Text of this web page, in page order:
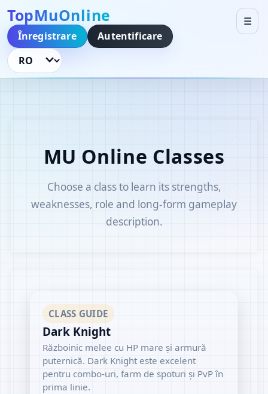
TopMuOnline
☰
Înregistrare
Autentificare
Schimbă limba
MU Online Classes
Choose a class to learn its strengths,
weaknesses, role and long-form gameplay
description.
CLASS GUIDE
Dark Knight
Războinic melee cu HP mare și armură
puternică. Dark Knight este excelent
pentru combo-uri, farm de spoturi și PvP în
prima linie.